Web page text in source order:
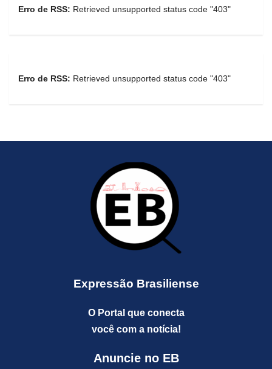
Erro de RSS: Retrieved unsupported status code "403"
Erro de RSS: Retrieved unsupported status code "403"
Expressão Brasiliense
O Portal que conecta
você com a notícia!
Anuncie no EB